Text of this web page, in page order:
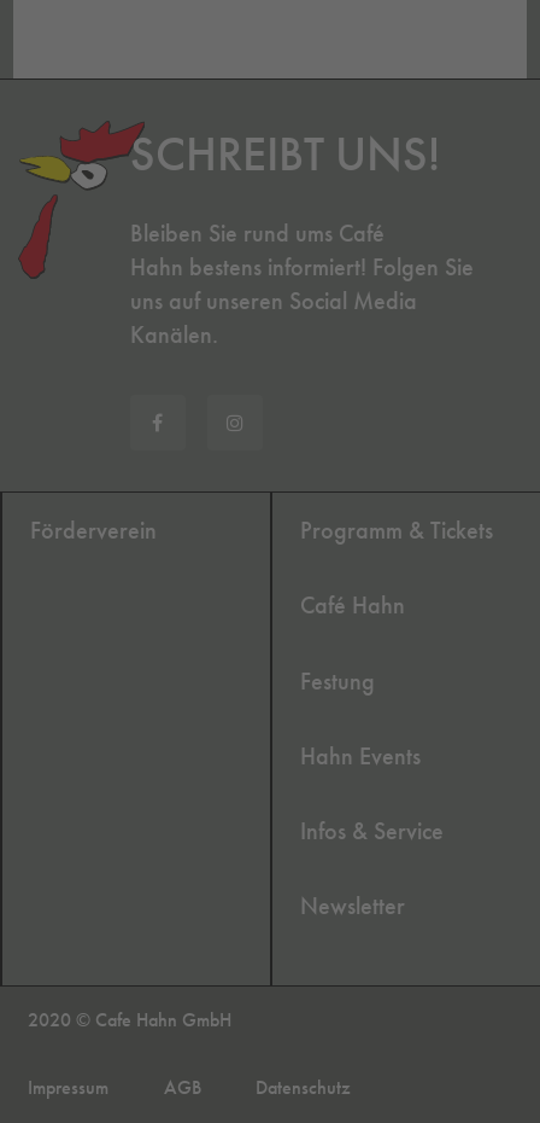
SCHREIBT UNS!
Bleiben Sie rund ums Café
Hahn bestens informiert! Folgen Sie
uns auf unseren Social Media
Kanälen.
Förderverein Programm & Tickets
Café Hahn
Festung
Hahn Events
Infos & Service
Newsletter
2020 © Cafe Hahn GmbH
Impressum AGB Datenschutz